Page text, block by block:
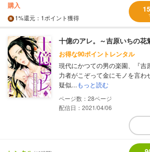
購入
1%還元 ：1ポイント獲得
十億のアレ。～吉原いちの花
お得な90ポイントレンタル
現代にかつての男の楽園、『
力者がこぞって金にモノを言わ
疑似...もっと読む
28
配信日：2021/04/06